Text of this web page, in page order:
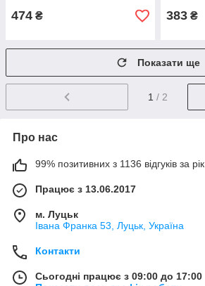
474 ₴ 383 ₴
Показати ще
1 / 2
Про нас
99% позитивних з 1136 відгуків за рік
Працює з 13.06.2017
м. Луцьк
Івана Франка 53, Луцьк, Україна
Контакти
Сьогодні працює з 09:00 до 17:00